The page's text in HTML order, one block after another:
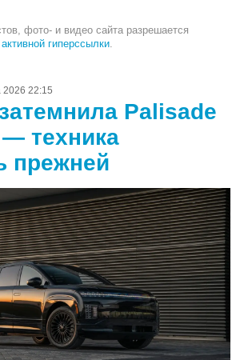
фото- и видео сайта разрешается
активной гиперссылки.
2026 22:15
Palisade
техника
прежней